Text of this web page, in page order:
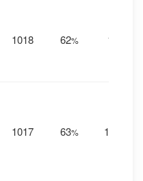
1018 62% 13
1017 63% 14